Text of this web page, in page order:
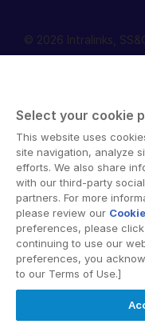
© 2026 Intralinks,
Select your cookie
This website uses
site navigation, analyze
efforts. We also share
with our third-party
partners. For more
please review our
preferences, please click
continuing to use our
preferences, you
to our Terms of Use.]